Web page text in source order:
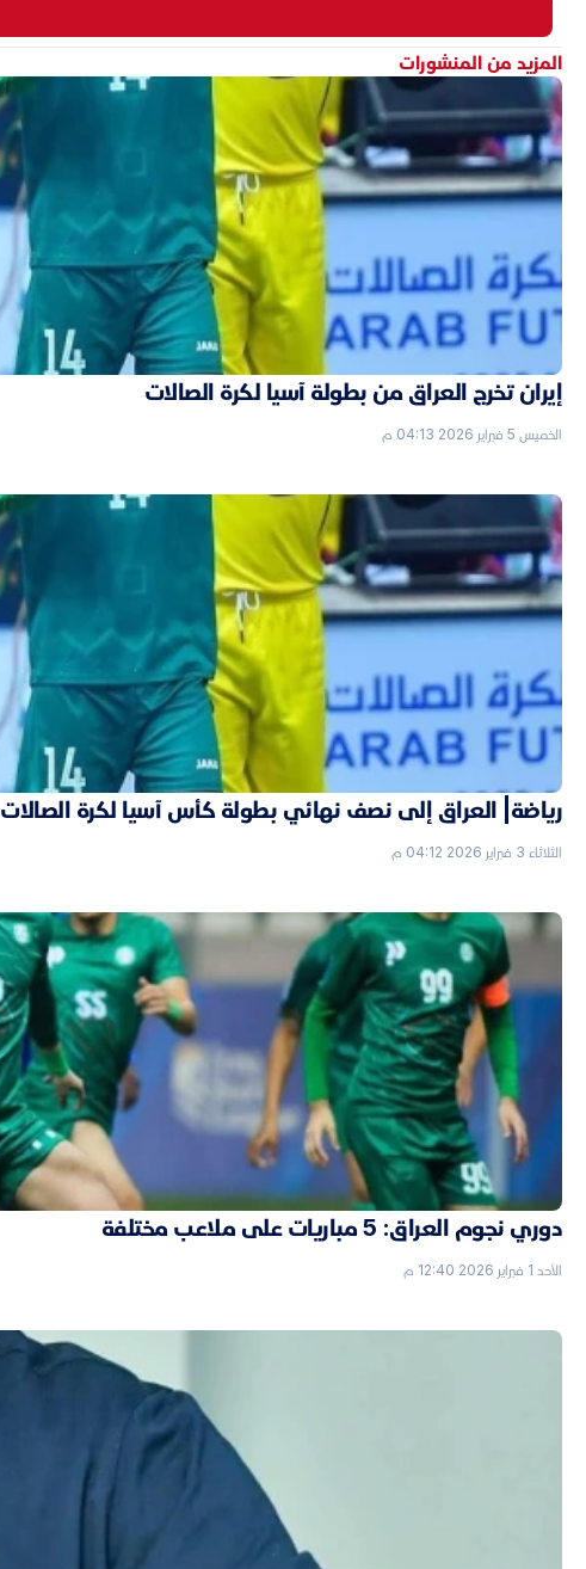
المزيد من المنشورات
إيران تخرج العراق من بطولة آسيا لكرة الصالات
الخميس 5 فبراير 2026 04:13 م
رياضة| العراق إلى نصف نهائي بطولة كأس آسيا لكرة الصالات
الثلاثاء 3 فبراير 2026 04:12 م
دوري نجوم العراق: 5 مباريات على ملاعب مختلفة
الأحد 1 فبراير 2026 12:40 م